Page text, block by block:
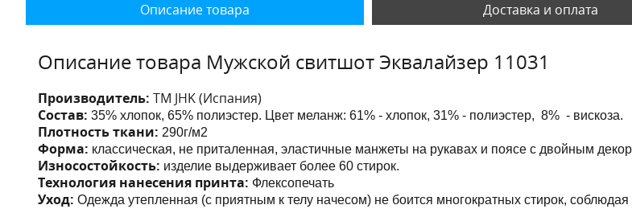
Описание товара Доставка и оплата
Описание товара Мужской свитшот Эквалайзер 11031
Производитель: ТМ JHK (Испания)
Состав: 35% хлопок, 65% полиэстер. Цвет меланж: 61% - хлопок, 31% - полиэстер, 8% - вискоза.
Плотность ткани: 290г/м2
Форма: классическая, не приталенная, эластичные манжеты на рукавах и поясе с двойным
Износостойкость: изделие выдерживает более 60 стирок.
Технология нанесения принта: Флексопечать
Уход: Одежда утепленная (с приятным к телу начесом) не боится многократных стирок,